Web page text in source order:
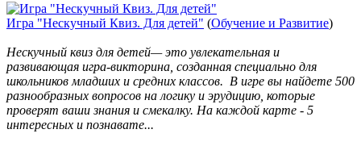
Игра "Нескучный Квиз. Для детей" (Обучение и Развитие)
Нескучный квиз для детей— это увлекательная и
развивающая игра-викторина, созданная специально для
школьников младших и средних классов. В игре вы найдете 500
разнообразных вопросов на логику и эрудицию, которые
проверят ваши знания и смекалку. На каждой карте - 5
интересных и познавате...